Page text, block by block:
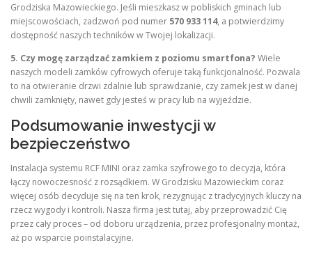
Grodziska Mazowieckiego. Jeśli mieszkasz w pobliskich gminach lub
miejscowościach, zadzwoń pod numer 570 933 114, a potwierdzimy
dostępność naszych techników w Twojej lokalizacji.
5. Czy mogę zarządzać zamkiem z poziomu smartfona? Wiele
naszych modeli zamków cyfrowych oferuje taką funkcjonalność. Pozwala
to na otwieranie drzwi zdalnie lub sprawdzanie, czy zamek jest w danej
chwili zamknięty, nawet gdy jesteś w pracy lub na wyjeździe.
Podsumowanie inwestycji w
bezpieczeństwo
Instalacja systemu RCF MINI oraz zamka szyfrowego to decyzja, która
łączy nowoczesność z rozsądkiem. W Grodzisku Mazowieckim coraz
więcej osób decyduje się na ten krok, rezygnując z tradycyjnych kluczy na
rzecz wygody i kontroli. Nasza firma jest tutaj, aby przeprowadzić Cię
przez cały proces – od doboru urządzenia, przez profesjonalny montaż,
aż po wsparcie poinstalacyjne.